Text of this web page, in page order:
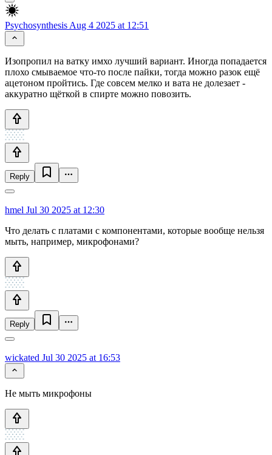
Psychosynthesis Aug 4 2025 at 12:51
Изопропил на ватку имхо лучший вариант. Иногда попадается
плохо смываемое что-то после пайки, тогда можно разок ещё
ацетоном пройтись. Где совсем мелко и вата не долезает -
аккуратно щёткой в спирте можно повозить.
Reply
hmel Jul 30 2025 at 12:30
Что делать с платами с компонентами, которые вообще нельзя
мыть, например, микрофонами?
Reply
wickated Jul 30 2025 at 16:53
Не мыть микрофоны